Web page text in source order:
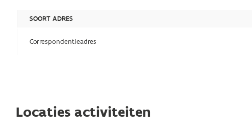
SOORT ADRES
Correspondentieadres
Locaties activiteiten